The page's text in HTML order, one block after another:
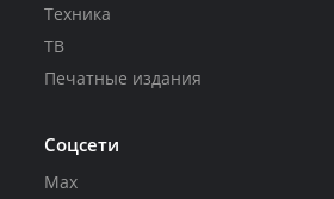
Техника
ТВ
Печатные издания
Соцсети
Max